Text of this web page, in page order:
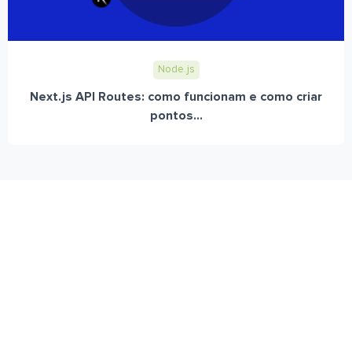
Node.js
Next.js API Routes: como funcionam e como criar
pontos...